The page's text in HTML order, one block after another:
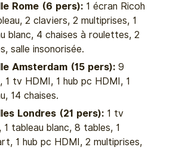
Rome (6 pers): 1 écran Ricoh
2 claviers, 2 multiprises, 1
blanc, 4 chaises à roulettes, 2
salle insonorisée.
Amsterdam (15 pers): 9
1 tv HDMI, 1 hub pc HDMI, 1
14 chaises.
Londres (21 pers): 1 tv
1 tableau blanc, 8 tables, 1
1 hub pc HDMI, 2 multiprises,